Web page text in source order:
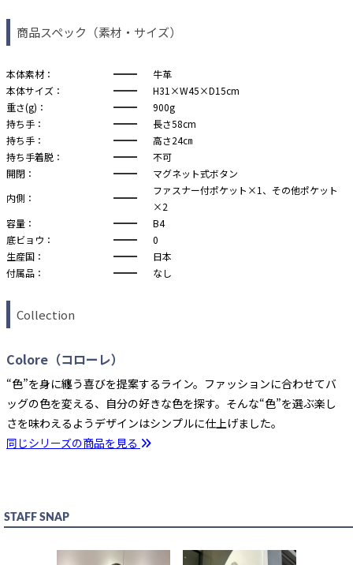
商品スペック（素材・サイズ）
本体素材：
牛革
本体サイズ：
H31×W45×D15cm
重さ(g)：
900g
持ち手：
長さ58cm
持ち手：
高さ24㎝
持ち手着脱：
不可
開閉：
マグネット式ボタン
内側：
ファスナー付ポケット×1、その他ポケット
×2
容量：
B4
底ビョウ：
0
生産国：
日本
付属品：
なし
Collection
Colore（コローレ）
“色”を身に纏う喜びを提案するライン。ファッションに合わせてバ
ッグの色を変える、自分の好きな色を探す。そんな“色”を選ぶ楽し
さを味わえるようデザインはシンプルに仕上げました。
同じシリーズの商品を見る
STAFF SNAP